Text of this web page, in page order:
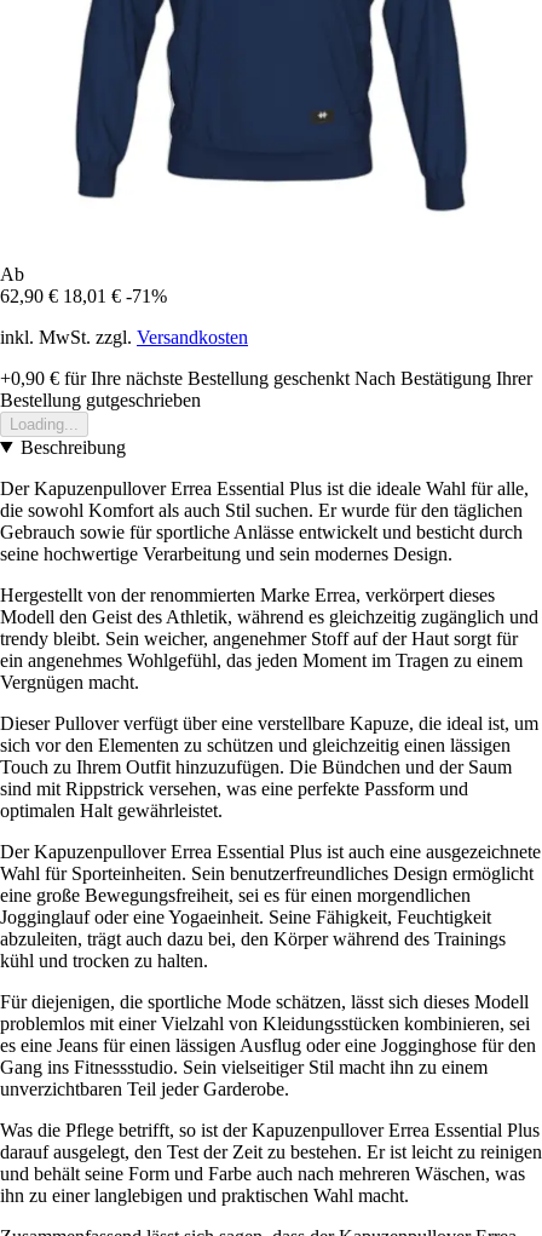
Ab
62,90 € 18,01 € -71%
inkl. MwSt. zzgl. Versandkosten
+0,90 € für Ihre nächste Bestellung geschenkt Nach Bestätigung Ihrer
Bestellung gutgeschrieben
Loading...
Beschreibung
Der Kapuzenpullover Errea Essential Plus ist die ideale Wahl für alle,
die sowohl Komfort als auch Stil suchen. Er wurde für den täglichen
Gebrauch sowie für sportliche Anlässe entwickelt und besticht durch
seine hochwertige Verarbeitung und sein modernes Design.
Hergestellt von der renommierten Marke Errea, verkörpert dieses
Modell den Geist des Athletik, während es gleichzeitig zugänglich und
trendy bleibt. Sein weicher, angenehmer Stoff auf der Haut sorgt für
ein angenehmes Wohlgefühl, das jeden Moment im Tragen zu einem
Vergnügen macht.
Dieser Pullover verfügt über eine verstellbare Kapuze, die ideal ist, um
sich vor den Elementen zu schützen und gleichzeitig einen lässigen
Touch zu Ihrem Outfit hinzuzufügen. Die Bündchen und der Saum
sind mit Rippstrick versehen, was eine perfekte Passform und
optimalen Halt gewährleistet.
Der Kapuzenpullover Errea Essential Plus ist auch eine ausgezeichnete
Wahl für Sporteinheiten. Sein benutzerfreundliches Design ermöglicht
eine große Bewegungsfreiheit, sei es für einen morgendlichen
Jogginglauf oder eine Yogaeinheit. Seine Fähigkeit, Feuchtigkeit
abzuleiten, trägt auch dazu bei, den Körper während des Trainings
kühl und trocken zu halten.
Für diejenigen, die sportliche Mode schätzen, lässt sich dieses Modell
problemlos mit einer Vielzahl von Kleidungsstücken kombinieren, sei
es eine Jeans für einen lässigen Ausflug oder eine Jogginghose für den
Gang ins Fitnessstudio. Sein vielseitiger Stil macht ihn zu einem
unverzichtbaren Teil jeder Garderobe.
Was die Pflege betrifft, so ist der Kapuzenpullover Errea Essential Plus
darauf ausgelegt, den Test der Zeit zu bestehen. Er ist leicht zu reinigen
und behält seine Form und Farbe auch nach mehreren Wäschen, was
ihn zu einer langlebigen und praktischen Wahl macht.